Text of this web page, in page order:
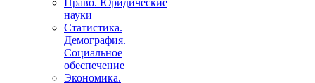
Право. Юридические
науки
Статистика.
Демография.
Социальное
обеспечение
Экономика.